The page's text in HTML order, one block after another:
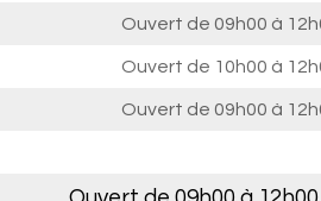
Ouvert de 09h00 à
Ouvert de 10h00 à
Ouvert de 09h00 à